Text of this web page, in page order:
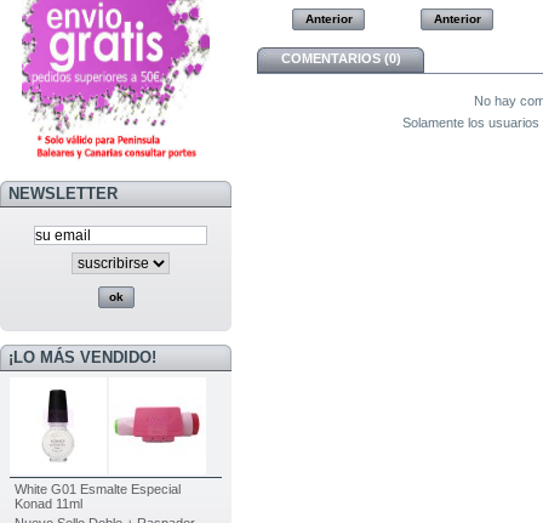
NEWSLETTER
¡LO MÁS VENDIDO!
White G01 Esmalte Especial
Konad 11ml
Anterior Anterior Anterior Anterior
COMENTARIOS (0)
No hay
Solamente los